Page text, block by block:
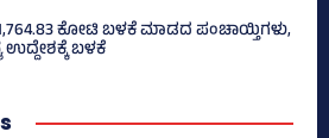
ಕೋಟಿ ಬಳಕೆ ಮಾಡದ ಪಂಚಾಯ್ತಿಗಳು,
ಬಳಕೆ